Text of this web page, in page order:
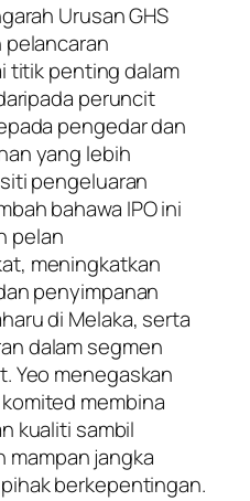
Urusan GHS
titik penting dalam
peruncit
pengedar dan
yang lebih
pengeluaran
bahawa IPO ini
pelan
meningkatkan
penyimpanan
di Melaka, serta
dalam segmen
Yeo menegaskan
membina
kualiti sambil
mampan jangka
berkepentingan.